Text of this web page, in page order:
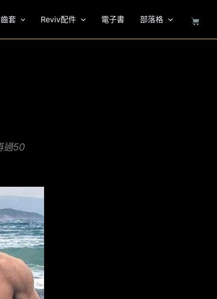
套 Reviv配件 電子書 部落格
過50